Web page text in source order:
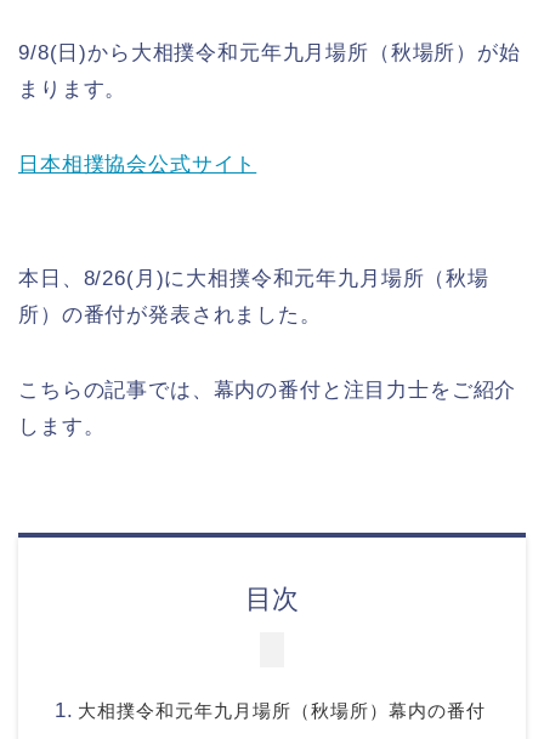
9/8(日)から大相撲令和元年九月場所（秋場所）が始
まります。
日本相撲協会公式サイト
本日、8/26(月)に大相撲令和元年九月場所（秋場
所）の番付が発表されました。
こちらの記事では、幕内の番付と注目力士をご紹介
します。
目次
大相撲令和元年九月場所（秋場所）幕内の番付